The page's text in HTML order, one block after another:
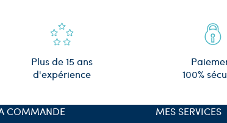
Plus de 15 ans
d'expérience
100%
COMMANDE MES SERVICES